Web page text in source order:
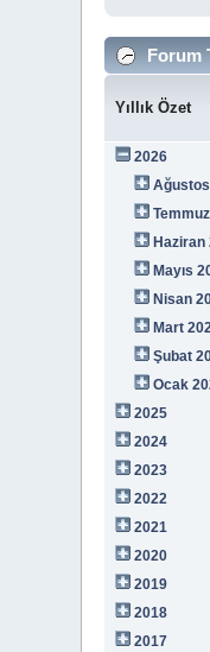
Forum
Yıllık Özet
2026
Haziran
Mayıs
Nisan
Mart
Şubat
Ocak
2025
2024
2023
2022
2021
2020
2019
2018
2017